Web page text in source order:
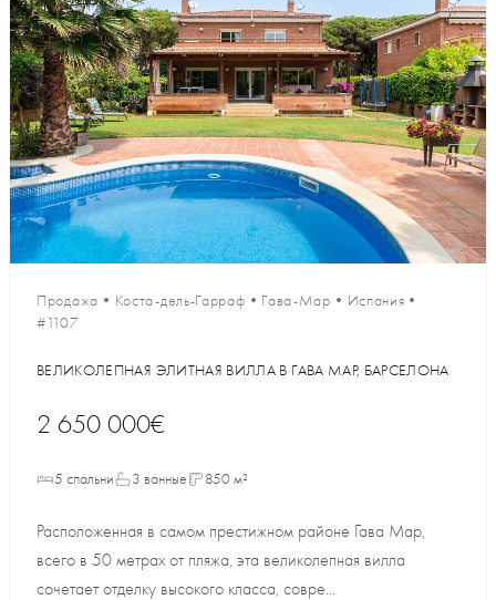
Продажа • Коста-дель-Гарраф • Гава-Мар • Испания •
#1107
ВЕЛИКОЛЕПНАЯ ЭЛИТНАЯ ВИЛЛА В ГАВА МАР, БАРСЕЛОНА
2 650 000€
5 спальни 3 ванные 850 м²
Расположенная в самом престижном районе Гава Мар,
всего в 50 метрах от пляжа, эта великолепная вилла
сочетает отделку высокого класса, совре...